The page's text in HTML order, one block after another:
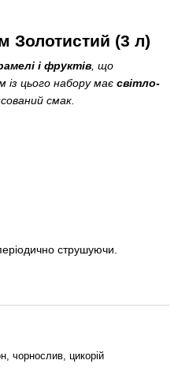
Золотистий (3 л)
і фруктів , що
із цього набору має світло-
смак.
струшуючи.
чорнослив, цикорій